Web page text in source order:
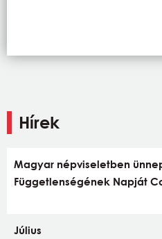
Hírek
Magyar népviseletben
Függetlenségének Napját
Július